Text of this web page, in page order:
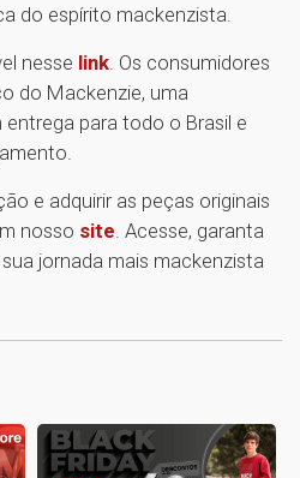
do espírito mackenzista.
nesse link . Os consumidores
do Mackenzie, uma
para todo o Brasil e
e adquirir as peças originais
nosso site . Acesse, garanta
jornada mais mackenzista